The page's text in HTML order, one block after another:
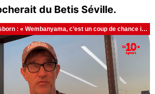
du Betis Séville.